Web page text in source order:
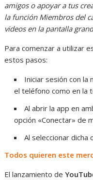
amigos o apoyar a tus
la función Miembros del
videos en la pantalla
Para comenzar a utilizar
estos pasos:
Iniciar sesión con la
el teléfono como en la
Al abrir la app en
opción «Conectar» de
Al seleccionar dicha
Todos quieren este
El lanzamiento de